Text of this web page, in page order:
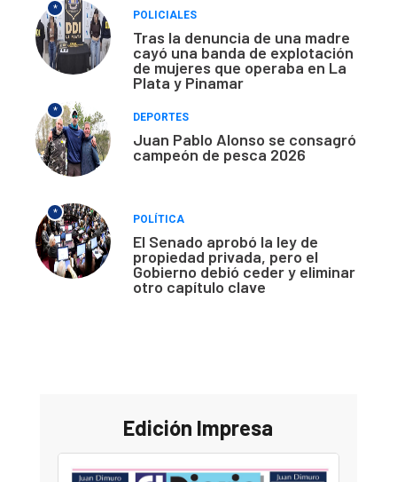
*
POLICIALES
Tras la denuncia de una madre
cayó una banda de explotación
de mujeres que operaba en La
Plata y Pinamar
*
DEPORTES
Juan Pablo Alonso se consagró
campeón de pesca 2026
*
POLÍTICA
El Senado aprobó la ley de
propiedad privada, pero el
Gobierno debió ceder y eliminar
otro capítulo clave
Edición Impresa